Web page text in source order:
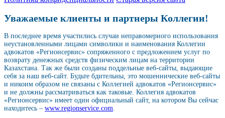
Уважаемые клиенты и партнеры Коллегии!
В последнее время участились случаи неправомерного использования
неустановленными лицами символики и наименования Коллегии
адвокатов «Регионсервис» сопряженного с предложением услуг по
возврату денежных средств физическим лицам на территории
Казахстана. Так же были созданы поддельные веб-сайты, выдающие
себя за наш веб-сайт. Будьте бдительны, это мошеннические веб-сайты
и никоим образом не связаны с Коллегией адвокатов «Регионсервис»
и не должны рассматриваться как таковые. Коллегия адвокатов
«Регионсервис» имеет один официальный сайт, на котором Вы сейчас
находитесь – www.regionservice.com